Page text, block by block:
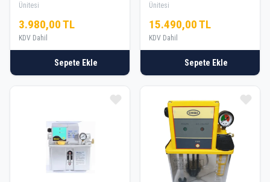
Ünitesi
3.980,00 TL
KDV Dahil
Sepete Ekle
Ünitesi
15.490,00 TL
KDV Dahil
Sepete Ekle